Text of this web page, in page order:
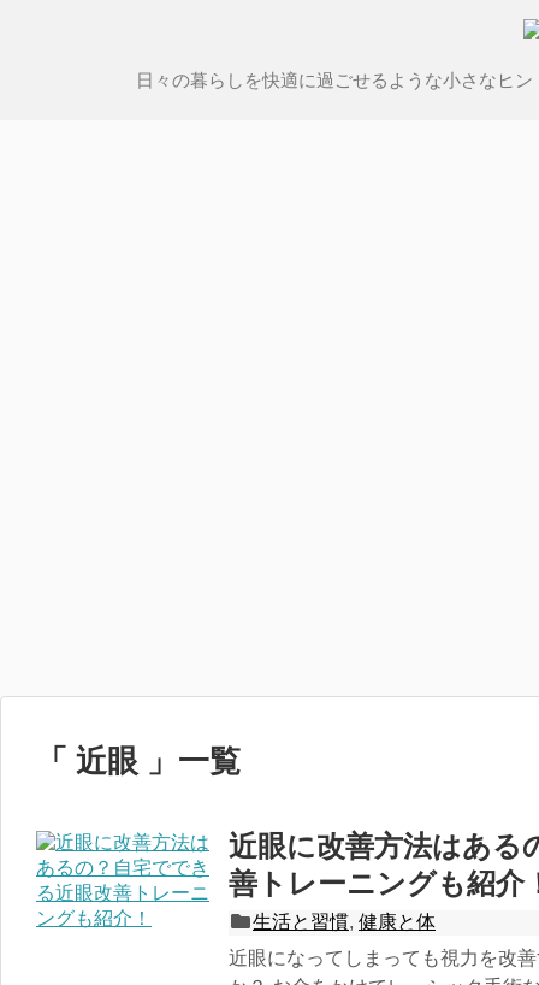
日々の暮らしを快適に過ごせるような小さなヒ
「 近眼 」一覧
近眼に改善方法はある
善トレーニングも紹介
生活と習慣, 健康と体
近眼になってしまっても視力を改